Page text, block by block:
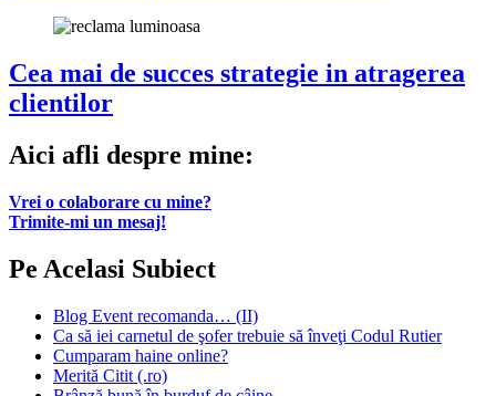
Cea mai de succes strategie in atragerea
clientilor
Aici afli despre mine:
Vrei o colaborare cu mine?
Trimite-mi un mesaj!
Pe Acelasi Subiect
Blog Event recomanda… (II)
Ca să iei carnetul de şofer trebuie să înveţi Codul Rutier
Cumparam haine online?
Merită Citit (.ro)